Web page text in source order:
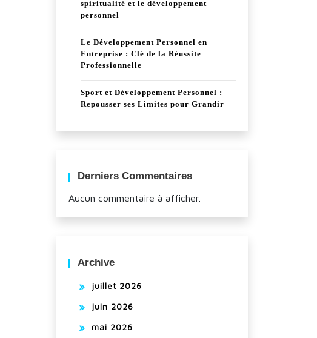
spiritualité et le développement
personnel
Le Développement Personnel en
Entreprise : Clé de la Réussite
Professionnelle
Sport et Développement Personnel :
Repousser ses Limites pour Grandir
Derniers Commentaires
Aucun commentaire à afficher.
Archive
juillet 2026
juin 2026
mai 2026